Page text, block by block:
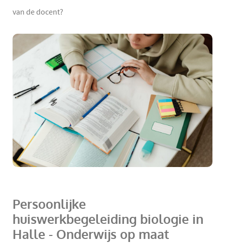
van de docent?
Persoonlijke
huiswerkbegeleiding biologie in
Halle - Onderwijs op maat